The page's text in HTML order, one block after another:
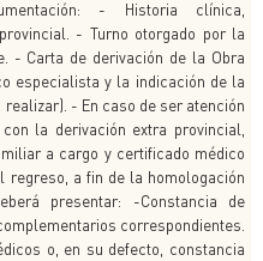
- Historia clínica,
- Turno otorgado por la
- Carta de derivación de la Obra
especialista y la indicación de la
- En caso de ser atención
la derivación extra provincial,
a cargo y certificado médico
regreso, a fin de la homologación
presentar: -Constancia de
correspondientes.
o, en su defecto, constancia